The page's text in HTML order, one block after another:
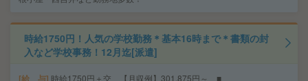
時給1750円！人気の学校勤務＊基本16時まで＊書類の封
入など学校事務！12月迄[派遣]
給 与 時給1750円＋交 【月収例】301,875円～ ■